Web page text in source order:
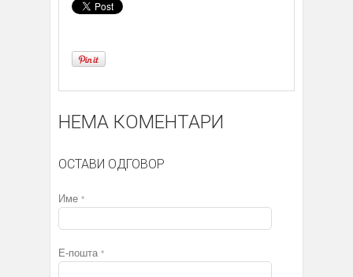
НЕМА КОМЕНТАРИ
ОСТАВИ ОДГОВОР
Име *
Е-пошта *